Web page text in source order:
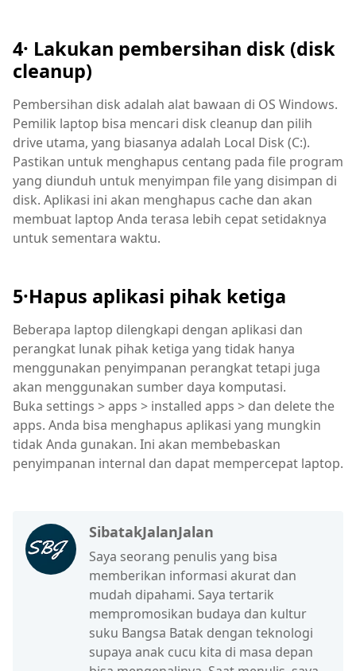
4· Lakukan pembersihan disk (disk
cleanup)
Pembersihan disk adalah alat bawaan di OS Windows.
Pemilik laptop bisa mencari disk cleanup dan pilih
drive utama, yang biasanya adalah Local Disk (C:).
Pastikan untuk menghapus centang pada file program
yang diunduh untuk menyimpan file yang disimpan di
disk. Aplikasi ini akan menghapus cache dan akan
membuat laptop Anda terasa lebih cepat setidaknya
untuk sementara waktu.
5·Hapus aplikasi pihak ketiga
Beberapa laptop dilengkapi dengan aplikasi dan
perangkat lunak pihak ketiga yang tidak hanya
menggunakan penyimpanan perangkat tetapi juga
akan menggunakan sumber daya komputasi.
Buka settings > apps > installed apps > dan delete the
apps. Anda bisa menghapus aplikasi yang mungkin
tidak Anda gunakan. Ini akan membebaskan
penyimpanan internal dan dapat mempercepat laptop.
SibatakJalanJalan
Saya seorang penulis yang bisa
memberikan informasi akurat dan
mudah dipahami. Saya tertarik
mempromosikan budaya dan kultur
suku Bangsa Batak dengan teknologi
supaya anak cucu kita di masa depan